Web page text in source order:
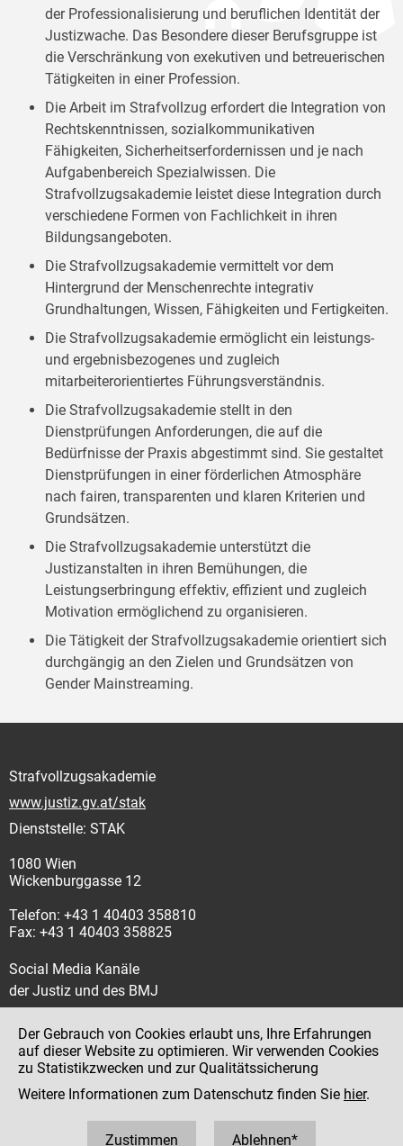
der Professionalisierung und beruflichen Identität der
Justizwache. Das Besondere dieser Berufsgruppe ist
die Verschränkung von exekutiven und betreuerischen
Tätigkeiten in einer Profession.
Die Arbeit im Strafvollzug erfordert die Integration von
Rechtskenntnissen, sozialkommunikativen
Fähigkeiten, Sicherheitserfordernissen und je nach
Aufgabenbereich Spezialwissen. Die
Strafvollzugsakademie leistet diese Integration durch
verschiedene Formen von Fachlichkeit in ihren
Bildungsangeboten.
Die Strafvollzugsakademie vermittelt vor dem
Hintergrund der Menschenrechte integrativ
Grundhaltungen, Wissen, Fähigkeiten und Fertigkeiten.
Die Strafvollzugsakademie ermöglicht ein leistungs-
und ergebnisbezogenes und zugleich
mitarbeiterorientiertes Führungsverständnis.
Die Strafvollzugsakademie stellt in den
Dienstprüfungen Anforderungen, die auf die
Bedürfnisse der Praxis abgestimmt sind. Sie gestaltet
Dienstprüfungen in einer förderlichen Atmosphäre
nach fairen, transparenten und klaren Kriterien und
Grundsätzen.
Die Strafvollzugsakademie unterstützt die
Justizanstalten in ihren Bemühungen, die
Leistungserbringung effektiv, effizient und zugleich
Motivation ermöglichend zu organisieren.
Die Tätigkeit der Strafvollzugsakademie orientiert sich
durchgängig an den Zielen und Grundsätzen von
Gender Mainstreaming.
Strafvollzugsakademie
www.justiz.gv.at/stak
Dienststelle: STAK
1080 Wien
Wickenburggasse 12
Telefon: +43 1 40403 358810
Fax: +43 1 40403 358825
Social Media Kanäle
der Justiz und des BMJ
Impressum
Datenschutz
Der Gebrauch von Cookies erlaubt uns, Ihre Erfahrungen
auf dieser Website zu optimieren. Wir verwenden Cookies
zu Statistikzwecken und zur Qualitätssicherung
Weitere Informationen zum Datenschutz finden Sie hier.
Zustimmen Ablehnen*